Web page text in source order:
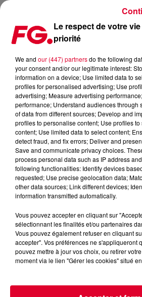
LA MUSIC STORY DU JOUR : KUNGS
Publié : 13 décembre 2019 à 5h00
Vendredi 13 décembre :
La music story du jour c’est celle
Le respect de votre
priorité
We and our (447) partnersdo the following
your consent and/or our legitimate interest:
information on a device; Use limited data to
profiles for personalised advertising; Use
advertising; Measure advertising
performance; Understand audiences through
of data from different sources; Develop and
profiles to personalise content; Use profiles
content; Use limited data to select content;
detect fraud, and fix errors; Deliver and
Save and communicate privacy choices.
process personal data such as IP address
following functionalities: Identify devices
requested; Use precise geolocation data;
other data sources; Link different devices;
information transmitted automatically.
Vous pouvez accepter en cliquant sur
sélectionnant les finalités et/ou partenaires
Vous pouvez également refuser en cliquant
accepter". Vos préférences ne s'appliqueront
pouvez mettre à jour vos choix, ou retirer
moment via le lien "Gérer les cookies" situé